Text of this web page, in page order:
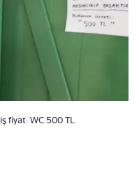
fiyat: WC 500 TL